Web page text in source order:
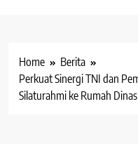
Home
Berita
Perkuat Sinergi TNI dan
Silaturahmi ke Rumah